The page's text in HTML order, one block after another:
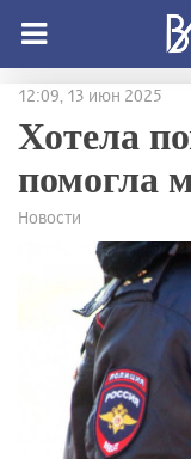
12:09, 13 июн 2025
Хотела
помогла
Новости